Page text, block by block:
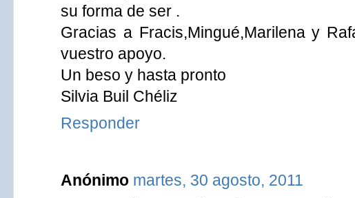
su forma de ser .
Gracias a Fracis,Mingué,Marilena y
vuestro apoyo.
Un beso y hasta pronto
Silvia Buil Chéliz
Responder
Anónimo martes, 30 agosto, 2011